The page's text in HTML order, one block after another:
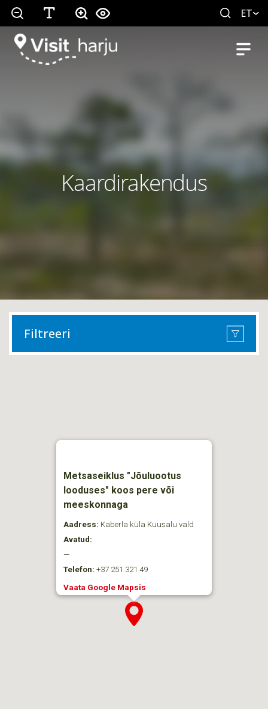
ET
Kaardirakendus
Filtreeri
Metsaseiklus "Jõuluootus
looduses" koos pere või
meeskonnaga
Aadress: Kaberla küla Kuusalu vald
Avatud:
—
Telefon: +37 251 321 49
Vaata Google Mapsis